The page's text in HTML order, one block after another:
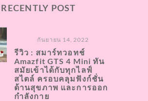
RECENTLY POST
กันยายน 14, 2022
รีวิว : สมาร์ทวอทช์
Amazfit GTS 4 Mini ทัน
สมัย​เข้าได้กับทุกไลฟ์
สไตล์ ครอบคลุมฟังก์ชั่น
ด้านสุขภาพ และการออก
กำลังกาย